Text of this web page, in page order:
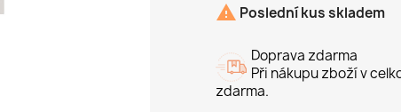
 Poslední kus skladem
Doprava zdarma
Při nákupu zboží v
zdarma.